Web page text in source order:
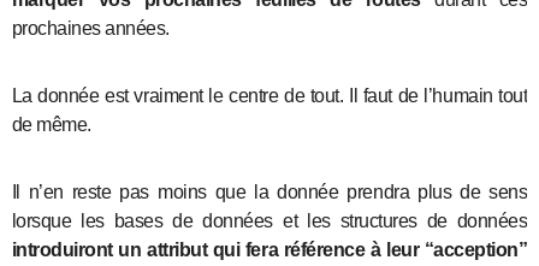
prochaines années.
La donnée est vraiment le centre de tout. Il faut de l’humain tout
de même.
Il n’en reste pas moins que la donnée prendra plus de sens
lorsque les bases de données et les structures de données
introduiront un attribut qui fera référence à leur “acception”